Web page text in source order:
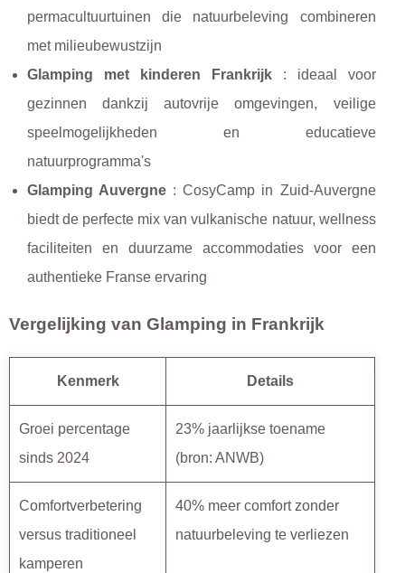
permacultuurtuinen die natuurbeleving combineren
met milieubewustzijn
Glamping met kinderen Frankrijk: ideaal voor
gezinnen dankzij autovrije omgevingen, veilige
speelmogelijkheden en educatieve
natuurprogramma's
Glamping Auvergne : CosyCamp in Zuid-Auvergne
biedt de perfecte mix van vulkanische natuur, wellness
faciliteiten en duurzame accommodaties voor een
authentieke Franse ervaring
Vergelijking van Glamping in Frankrijk
Kenmerk Details
Groei percentage
sinds 2024
23% jaarlijkse toename
(bron: ANWB)
Comfortverbetering
versus traditioneel
kamperen
40% meer comfort zonder
natuurbeleving te verliezen